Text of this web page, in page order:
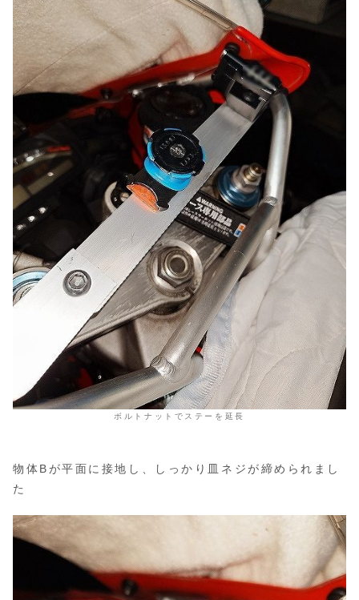
ボルトナットでステーを延長
物体Bが平面に接地し、しっかり皿ネジが締められまし
た